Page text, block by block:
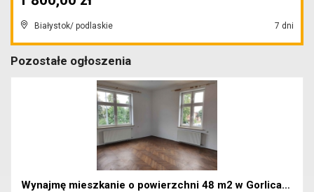
Białystok/ podlaskie 7 dni
Pozostałe ogłoszenia
Wynajmę mieszkanie o powierzchni 48 m2 w Gorlicach...